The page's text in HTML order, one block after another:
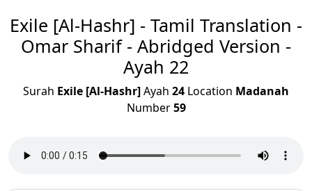
Exile [Al-Hashr] - Tamil Translation -
Omar Sharif - Abridged Version -
Ayah 22
Surah Exile [Al-Hashr]Ayah 24 Location Madanah
Number59